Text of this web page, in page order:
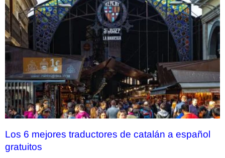
Los 6 mejores traductores de catalán a español
gratuitos